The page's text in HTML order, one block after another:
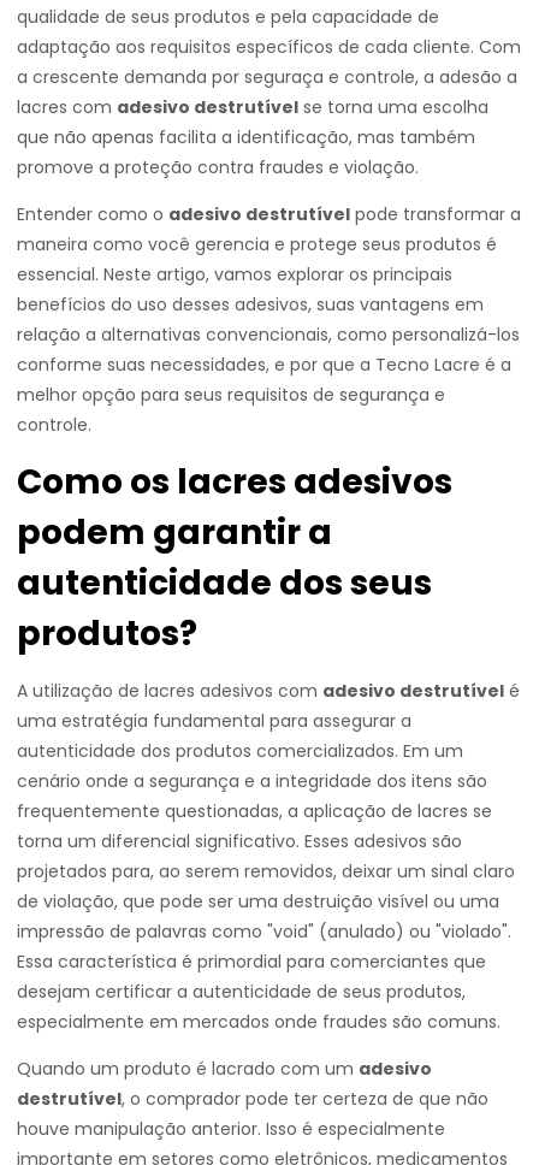
qualidade de seus produtos e pela capacidade de
adaptação aos requisitos específicos de cada cliente. Com
a crescente demanda por seguraça e controle, a adesão a
lacres com adesivo destrutível se torna uma escolha
que não apenas facilita a identificação, mas também
promove a proteção contra fraudes e violação.
Entender como o adesivo destrutível pode transformar a
maneira como você gerencia e protege seus produtos é
essencial. Neste artigo, vamos explorar os principais
benefícios do uso desses adesivos, suas vantagens em
relação a alternativas convencionais, como personalizá-los
conforme suas necessidades, e por que a Tecno Lacre é a
melhor opção para seus requisitos de segurança e
controle.
Como os lacres adesivos
podem garantir a
autenticidade dos seus
produtos?
A utilização de lacres adesivos com adesivo destrutível é
uma estratégia fundamental para assegurar a
autenticidade dos produtos comercializados. Em um
cenário onde a segurança e a integridade dos itens são
frequentemente questionadas, a aplicação de lacres se
torna um diferencial significativo. Esses adesivos são
projetados para, ao serem removidos, deixar um sinal claro
de violação, que pode ser uma destruição visível ou uma
impressão de palavras como "void" (anulado) ou "violado".
Essa característica é primordial para comerciantes que
desejam certificar a autenticidade de seus produtos,
especialmente em mercados onde fraudes são comuns.
Quando um produto é lacrado com um adesivo
destrutível, o comprador pode ter certeza de que não
houve manipulação anterior. Isso é especialmente
importante em setores como eletrônicos, medicamentos